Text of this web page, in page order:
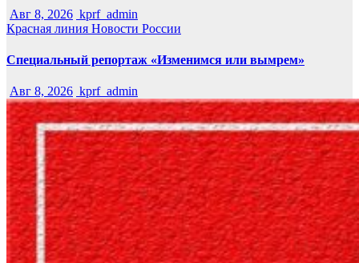
Авг 8, 2026 kprf_admin
Красная линия Новости России
Специальный репортаж «Изменимся или вымрем»
Авг 8, 2026 kprf_admin